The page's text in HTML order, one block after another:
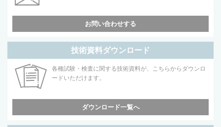
お問い合わせする
技術資料ダウンロード
各種試験・検査に関する技術資料が、こちらからダウンロ
ードいただけます。
ダウンロード一覧へ